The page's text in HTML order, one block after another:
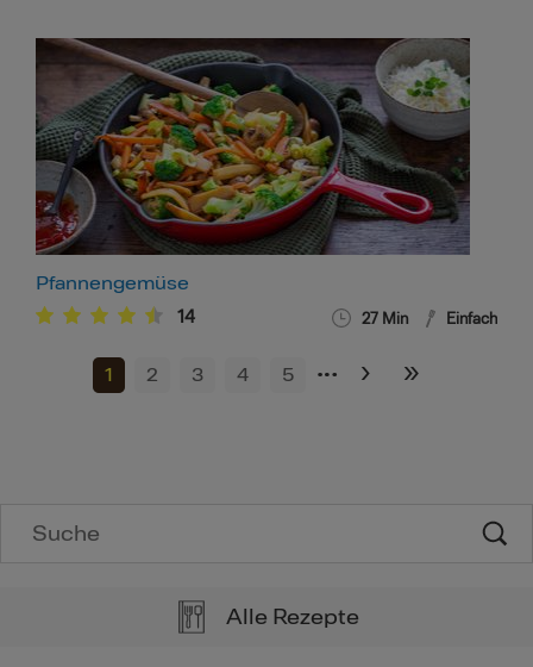
Pfannengemüse
14 27 Min Einfach
1 2 3 4 5 … › »
Alle Rezepte